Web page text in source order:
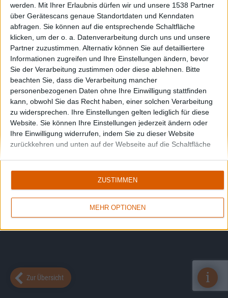
werden.
Mit Ihrer Erlaubnis dürfen wir und unsere 1538 Partner
über Gerätescans genaue Standortdaten und Kenndaten
abfragen. Sie können auf die entsprechende Schaltfläche
klicken, um der o. a. Datenverarbeitung durch uns und unsere
Partner zuzustimmen. Alternativ können Sie auf detailliertere
Informationen zugreifen und Ihre Einstellungen ändern, bevor
Sie der Verarbeitung zustimmen oder diese ablehnen.
Bitte
beachten Sie, dass die Verarbeitung mancher
personenbezogenen Daten ohne Ihre Einwilligung stattfinden
kann, obwohl Sie das Recht haben, einer solchen Verarbeitung
zu widersprechen. Ihre Einstellungen gelten lediglich für diese
Website. Sie können Ihre Einstellungen jederzeit ändern oder
Ihre Einwilligung widerrufen, indem Sie zu dieser Website
zurückkehren und unten auf der Webseite auf die Schaltfläche
MEHR OPTIONEN
ZUSTIMMEN
Zur Übersicht i